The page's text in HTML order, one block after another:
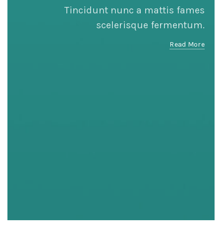
Tincidunt nunc a mattis fames
scelerisque fermentum.
Read More